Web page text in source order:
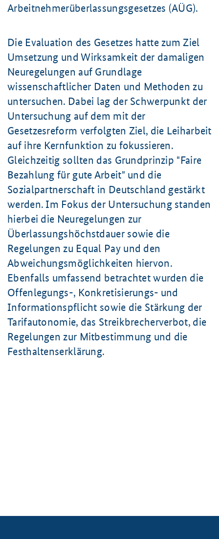
Arbeitnehmerüberlassungsgesetzes (AÜG).
Die Evaluation des Gesetzes hatte zum Ziel
Umsetzung und Wirksamkeit der damaligen
Neuregelungen auf Grundlage
wissenschaftlicher Daten und Methoden zu
untersuchen. Dabei lag der Schwerpunkt der
Untersuchung auf dem mit der
Gesetzesreform verfolgten Ziel, die Leiharbeit
auf ihre Kernfunktion zu fokussieren.
Gleichzeitig sollten das Grundprinzip "Faire
Bezahlung für gute Arbeit" und die
Sozialpartnerschaft in Deutschland gestärkt
werden. Im Fokus der Untersuchung standen
hierbei die Neuregelungen zur
Überlassungshöchstdauer sowie die
Regelungen zu Equal Pay und den
Abweichungsmöglichkeiten hiervon.
Ebenfalls umfassend betrachtet wurden die
Offenlegungs-, Konkretisierungs- und
Informationspflicht sowie die Stärkung der
Tarifautonomie, das Streikbrecherverbot, die
Regelungen zur Mitbestimmung und die
Festhaltenserklärung.